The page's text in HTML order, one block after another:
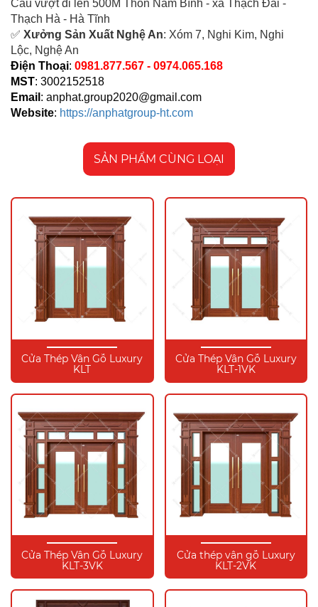
Cầu vượt đi lên 500M Thôn Nam Bình - xã Thạch Đài -
Thạch Hà - Hà Tĩnh
✅ Xưởng Sản Xuất Nghệ An: Xóm 7, Nghi Kim, Nghi
Lộc, Nghệ An
Điện Thoại: 0981.877.567 - 0974.065.168
MST: 3002152518
Email : anphat.group2020@gmail.com
Website: https://anphatgroup-ht.com
SẢN PHẨM CÙNG LOẠI
Cửa Thép Vân Gỗ Luxury
KLT
Cửa Thép Vân Gỗ Luxury
KLT-1VK
Cửa Thép Vân Gỗ Luxury
KLT-3VK
Cửa thép vân gỗ Luxury
KLT-2VK